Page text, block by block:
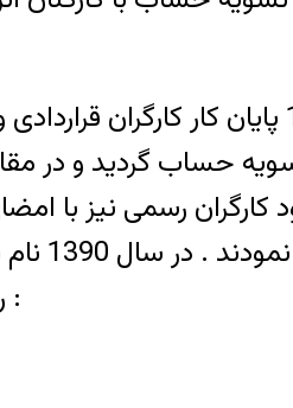
حساب گردید و در
روزنامه های کثیرالانتشار اقدام به روش آن با شرایط ویژه نمودند . قسمتی از این شرایط چنین است :